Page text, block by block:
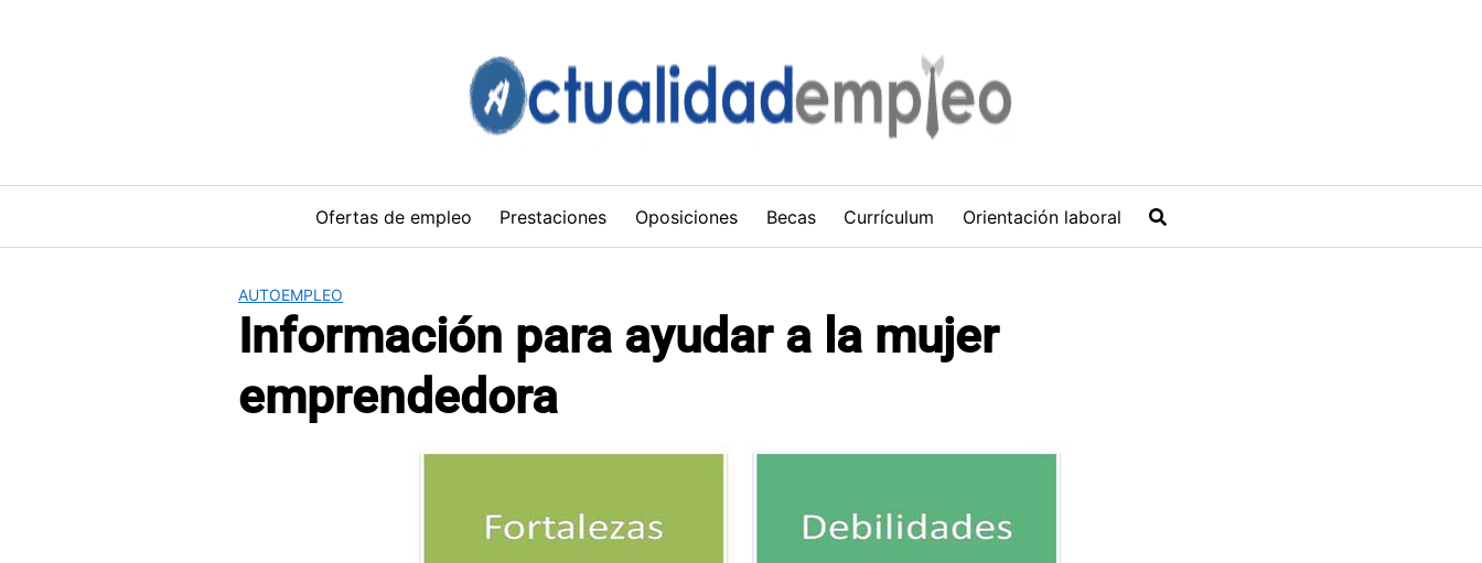
Ofertas de empleo Prestaciones Oposiciones Becas Currículum Orientación laboral
AUTOEMPLEO
Información para ayudar a la mujer
emprendedora